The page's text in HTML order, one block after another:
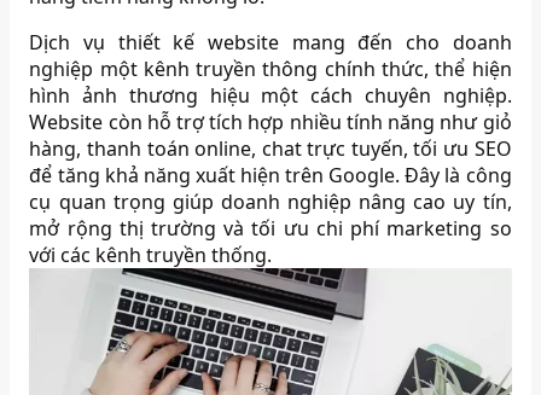
Dịch vụ thiết kế website mang đến cho doanh
nghiệp một kênh truyền thông chính thức, thể hiện
hình ảnh thương hiệu một cách chuyên nghiệp.
Website còn hỗ trợ tích hợp nhiều tính năng như giỏ
hàng, thanh toán online, chat trực tuyến, tối ưu SEO
để tăng khả năng xuất hiện trên Google. Đây là công
cụ quan trọng giúp doanh nghiệp nâng cao uy tín,
mở rộng thị trường và tối ưu chi phí marketing so
với các kênh truyền thống.